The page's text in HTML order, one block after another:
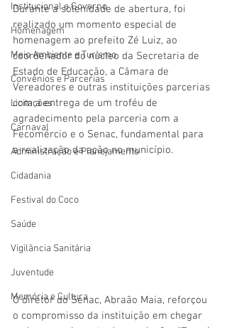
Institucional e Governo
Homenagem
Meio Ambiente e Turismo
Convênios e Parcerias
Licitações
Carnaval
Administração e Planejamento
Cidadania
Festival do Coco
Saúde
Vigilãncia Sanitária
Juventude
Memória e Cultura
Durante a solenidade de abertura, foi
realizado um momento especial de
homenagem ao prefeito Zé Luiz, ao
coordenador do núcleo da Secretaria de
Estado de Educação, a Câmara de
Vereadores e outras instituições parcerias
com a entrega de um troféu de
agradecimento pela parceria com a
Fecomércio e o Senac, fundamental para
a realização da ação no município.
O diretor do Senac, Abraão Maia, reforçou
o compromisso da instituição em chegar